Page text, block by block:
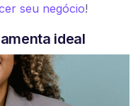
seu negócio!
ideal